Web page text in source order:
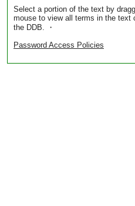
Select a portion of the text by
mouse to view all terms in the text
the DDB. ・
Password Access Policies